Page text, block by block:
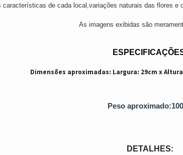
características de cada local,variações naturais das flores e
As imagens exibidas são
Dimensões aproximadas: Largura: 29cm x
Peso
DETALHES: